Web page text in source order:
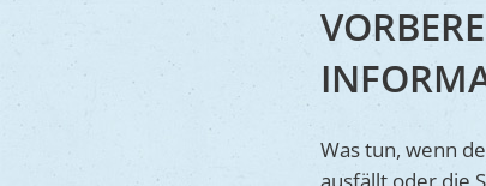
Was tun, wenn